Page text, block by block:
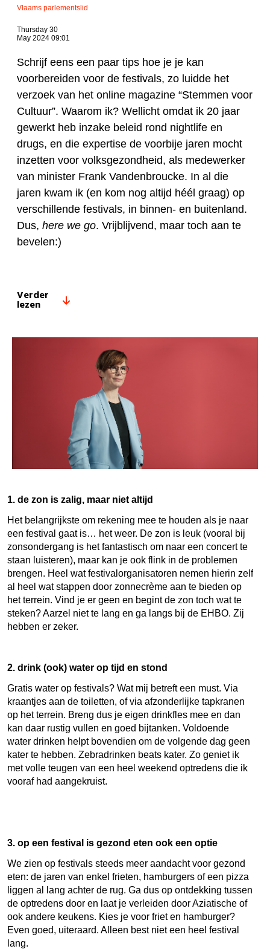
Vlaams parlementslid
Thursday 30
May 2024 09:01
Schrijf eens een paar tips hoe je je kan
voorbereiden voor de festivals, zo luidde het
verzoek van het online magazine “Stemmen voor
Cultuur”. Waarom ik? Wellicht omdat ik 20 jaar
gewerkt heb inzake beleid rond nightlife en
drugs, en die expertise de voorbije jaren mocht
inzetten voor volksgezondheid, als medewerker
van minister Frank Vandenbroucke. In al die
jaren kwam ik (en kom nog altijd héél graag) op
verschillende festivals, in binnen- en buitenland.
Dus, here we go. Vrijblijvend, maar toch aan te
bevelen:)
Verder
lezen
1. de zon is zalig, maar niet altijd
Het belangrijkste om rekening mee te houden als je naar
een festival gaat is… het weer. De zon is leuk (vooral bij
zonsondergang is het fantastisch om naar een concert te
staan luisteren), maar kan je ook flink in de problemen
brengen. Heel wat festivalorganisatoren nemen hierin zelf
al heel wat stappen door zonnecrème aan te bieden op
het terrein. Vind je er geen en begint de zon toch wat te
steken? Aarzel niet te lang en ga langs bij de EHBO. Zij
hebben er zeker.
2. drink (ook) water op tijd en stond
Gratis water op festivals? Wat mij betreft een must. Via
kraantjes aan de toiletten, of via afzonderlijke tapkranen
op het terrein. Breng dus je eigen drinkfles mee en dan
kan daar rustig vullen en goed bijtanken. Voldoende
water drinken helpt bovendien om de volgende dag geen
kater te hebben. Zebradrinken beats kater. Zo geniet ik
met volle teugen van een heel weekend optredens die ik
vooraf had aangekruist.
3. op een festival is gezond eten ook een optie
We zien op festivals steeds meer aandacht voor gezond
eten: de jaren van enkel frieten, hamburgers of een pizza
liggen al lang achter de rug. Ga dus op ontdekking tussen
de optredens door en laat je verleiden door Aziatische of
ook andere keukens. Kies je voor friet en hamburger?
Even goed, uiteraard. Alleen best niet een heel festival
lang.